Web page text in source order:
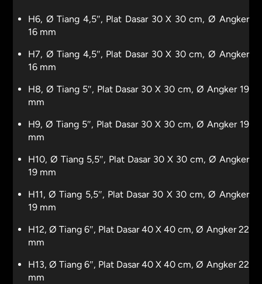
H6, Ø Tiang 4,5″, Plat Dasar 30 X 30 cm, Ø Angker
16 mm
H7, Ø Tiang 4,5″, Plat Dasar 30 X 30 cm, Ø Angker
16 mm
H8, Ø Tiang 5″, Plat Dasar 30 X 30 cm, Ø Angker 19
mm
H9, Ø Tiang 5″, Plat Dasar 30 X 30 cm, Ø Angker 19
mm
H10, Ø Tiang 5,5″, Plat Dasar 30 X 30 cm, Ø Angker
19 mm
H11, Ø Tiang 5,5″, Plat Dasar 30 X 30 cm, Ø Angker
19 mm
H12, Ø Tiang 6″, Plat Dasar 40 X 40 cm, Ø Angker 22
mm
H13, Ø Tiang 6″, Plat Dasar 40 X 40 cm, Ø Angker 22
mm